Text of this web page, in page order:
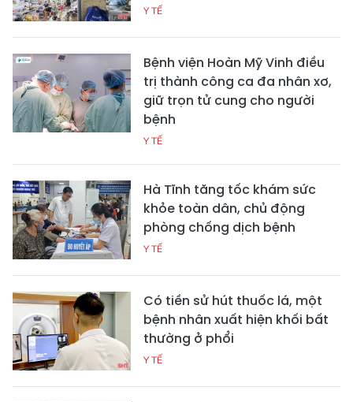
Y TẾ
Bệnh viện Hoàn Mỹ Vinh điều
trị thành công ca đa nhân xơ,
giữ trọn tử cung cho người
bệnh
Y TẾ
Hà Tĩnh tăng tốc khám sức
khỏe toàn dân, chủ động
phòng chống dịch bệnh
Y TẾ
Có tiền sử hút thuốc lá, một
bệnh nhân xuất hiện khối bất
thường ở phổi
Y TẾ